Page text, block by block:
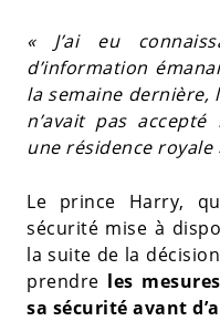
« J’ai eu
d’information
la semaine dernière,
n’avait pas accepté
une résidence royale
Le prince Harry,
sécurité mise à
la suite de la
prendre les
sa sécurité avant